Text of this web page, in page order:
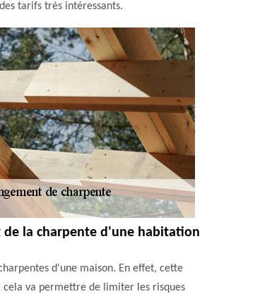
tarifs très intéressants.
de la charpente d'une habitation
d'une maison. En effet, cette
cela va permettre de limiter les risques